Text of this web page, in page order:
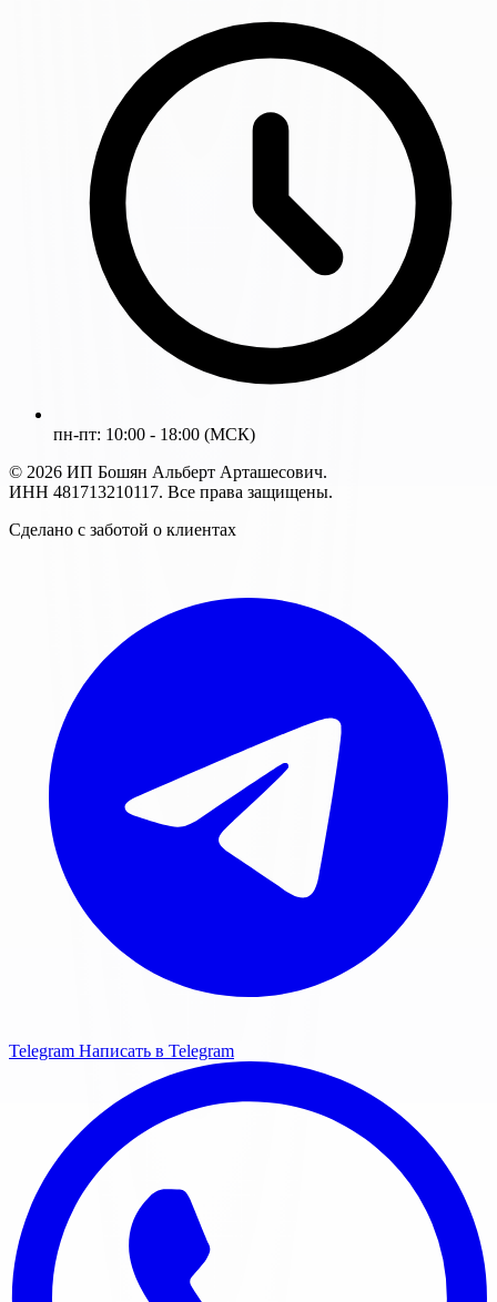
пн-пт: 10:00 - 18:00 (МСК)
© 2026 ИП Бошян Альберт Арташесович.
ИНН 481713210117. Все права защищены.
Сделано с заботой о клиентах
Telegram Написать в Telegram